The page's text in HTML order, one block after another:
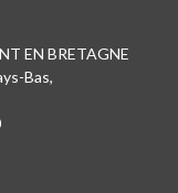
EN BRETAGNE
Bas,